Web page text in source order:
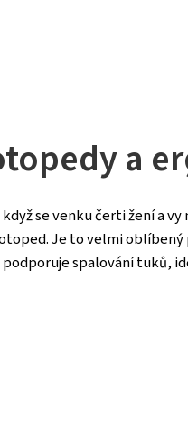
a
se venku čerti žení a
Je to velmi oblíbený
spalování tuků,